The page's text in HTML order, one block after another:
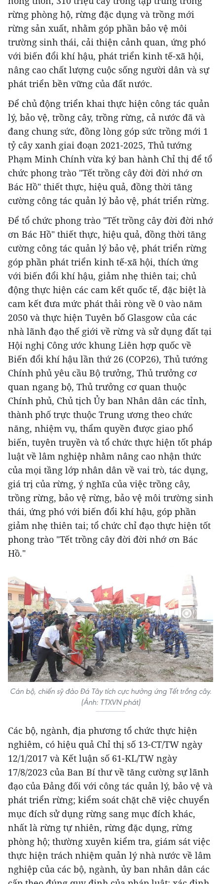
rừng phòng hộ, rừng đặc dụng và trồng mới
rừng sản xuất, nhằm góp phần bảo vệ môi
trường sinh thái, cải thiện cảnh quan, ứng phó
với biến đổi khí hậu, phát triển kinh tế-xã hội,
nâng cao chất lượng cuộc sống người dân và sự
phát triển bền vững của đất nước.
Để chủ động triển khai thực hiện công tác quản
lý, bảo vệ, trồng cây, trồng rừng, cả nước đã và
đang chung sức, đồng lòng góp sức trồng mới 1
tỷ cây xanh giai đoạn 2021-2025, Thủ tướng
Phạm Minh Chính vừa ký ban hành Chỉ thị để tổ
chức phong trào "Tết trồng cây đời đời nhớ ơn
Bác Hồ" thiết thực, hiệu quả, đồng thời tăng
cường công tác quản lý bảo vệ, phát triển rừng.
Để tổ chức phong trào "Tết trồng cây đời đời nhớ
ơn Bác Hồ" thiết thực, hiệu quả, đồng thời tăng
cường công tác quản lý bảo vệ, phát triển rừng
góp phần phát triển kinh tế-xã hội, thích ứng
với biến đổi khí hậu, giảm nhẹ thiên tai; chủ
động thực hiện các cam kết quốc tế, đặc biệt là
cam kết đưa mức phát thải ròng về 0 vào năm
2050 và thực hiện Tuyên bố Glasgow của các
nhà lãnh đạo thế giới về rừng và sử dụng đất tại
Hội nghị Công ước khung Liên hợp quốc về
Biến đổi khí hậu lần thứ 26 (COP26), Thủ tướng
Chính phủ yêu cầu Bộ trưởng, Thủ trưởng cơ
quan ngang bộ, Thủ trưởng cơ quan thuộc
Chính phủ, Chủ tịch Ủy ban Nhân dân các tỉnh,
thành phố trực thuộc Trung ương theo chức
năng, nhiệm vụ, thẩm quyền được giao phổ
biến, tuyên truyền và tổ chức thực hiện tốt pháp
luật về lâm nghiệp nhằm nâng cao nhận thức
của mọi tầng lớp nhân dân về vai trò, tác dụng,
giá trị của rừng, ý nghĩa của việc trồng cây,
trồng rừng, bảo vệ rừng, bảo vệ môi trường sinh
thái, ứng phó với biến đổi khí hậu, góp phần
giảm nhẹ thiên tai; tổ chức chỉ đạo thực hiện tốt
phong trào "Tết trồng cây đời đời nhớ ơn Bác
Hồ."
Cán bộ, chiến sỹ đảo Đá Tây tích cực hưởng ứng Tết trồng cây.
(Ảnh: TTXVN phát)
Các bộ, ngành, địa phương tổ chức thực hiện
nghiêm, có hiệu quả Chỉ thị số 13-CT/TW ngày
12/1/2017 và Kết luận số 61-KL/TW ngày
17/8/2023 của Ban Bí thư về tăng cường sự lãnh
đạo của Đảng đối với công tác quản lý, bảo vệ và
phát triển rừng; kiểm soát chặt chẽ việc chuyển
mục đích sử dụng rừng sang mục đích khác,
nhất là rừng tự nhiên, rừng đặc dụng, rừng
phòng hộ; thường xuyên kiểm tra, giám sát việc
thực hiện trách nhiệm quản lý nhà nước về lâm
nghiệp của các bộ, ngành, ủy ban nhân dân các